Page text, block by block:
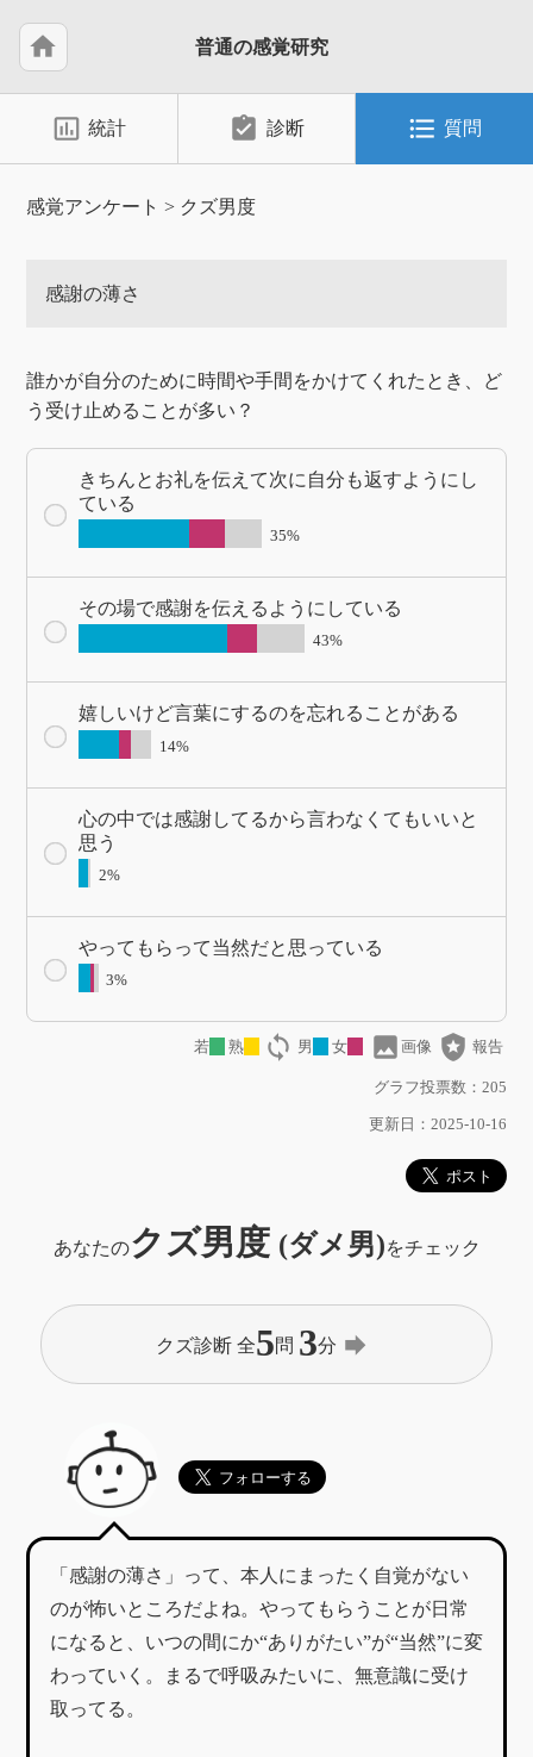
home 普通の感覚研究
insert_chart_outlined 統計 assignment_turned_in 診断 format_list_bulleted 質問
感覚アンケート > クズ男度
感謝の薄さ
誰かが自分のために時間や手間をかけてくれたとき、ど
う受け止めることが多い？
きちんとお礼を伝えて次に自分も返すようにし
ている
35%
その場で感謝を伝えるようにしている
43%
嬉しいけど言葉にするのを忘れることがある
14%
心の中では感謝してるから言わなくてもいいと
思う
2%
やってもらって当然だと思っている
3%
若 熟 loop 男 女 image 画像 local_police 報告
グラフ投票数：205
更新日：2025-10-16
あなたのクズ男度 (ダメ男)をチェック
クズ診断 全5問 3分 forward
「感謝の薄さ」って、本人にまったく自覚がない
のが怖いところだよね。やってもらうことが日常
になると、いつの間にか“ありがたい”が“当然”に変
わっていく。まるで呼吸みたいに、無意識に受け
取ってる。